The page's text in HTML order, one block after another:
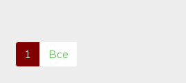
1 Все